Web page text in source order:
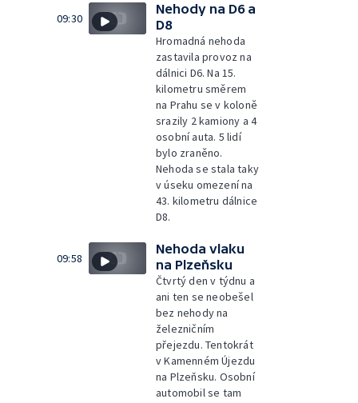
09:30
Nehody na D6 a
D8
Hromadná nehoda
zastavila provoz na
dálnici D6. Na 15.
kilometru směrem
na Prahu se v koloně
srazily 2 kamiony a 4
osobní auta. 5 lidí
bylo zraněno.
Nehoda se stala taky
v úseku omezení na
43. kilometru dálnice
D8.
09:58
Nehoda vlaku
na Plzeňsku
Čtvrtý den v týdnu a
ani ten se neobešel
bez nehody na
železničním
přejezdu. Tentokrát
v Kamenném Újezdu
na Plzeňsku. Osobní
automobil se tam